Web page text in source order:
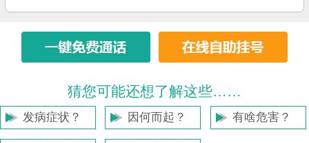
猜您可能还想了解这些……
发病症状？ 因何而起？ 有啥危害？